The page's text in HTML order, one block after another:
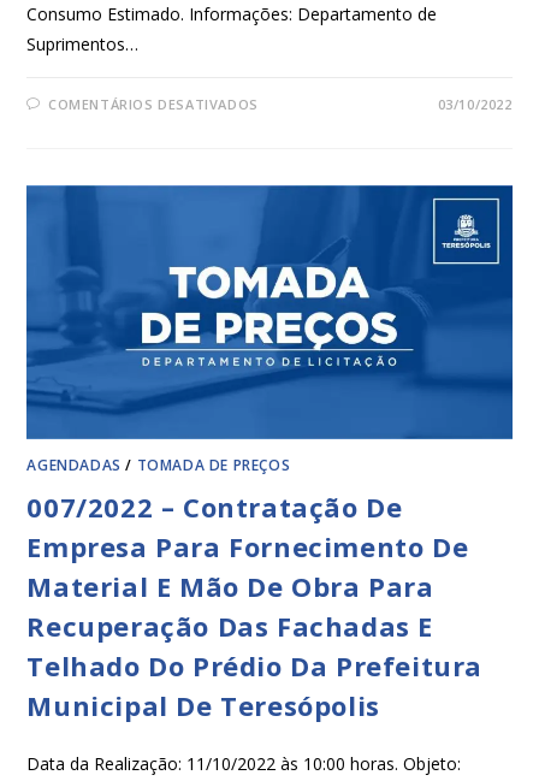
Consumo Estimado. Informações: Departamento de
Suprimentos…
COMENTÁRIOS DESATIVADOS 03/10/2022
AGENDADAS / TOMADA DE PREÇOS
007/2022 – Contratação De
Empresa Para Fornecimento De
Material E Mão De Obra Para
Recuperação Das Fachadas E
Telhado Do Prédio Da Prefeitura
Municipal De Teresópolis
Data da Realização: 11/10/2022 às 10:00 horas. Objeto: